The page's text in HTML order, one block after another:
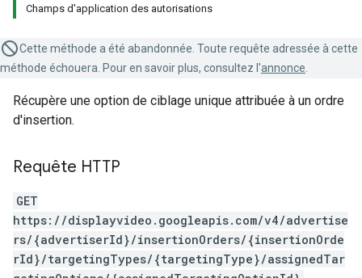
Champs d'application des autorisations
Cette méthode a été abandonnée. Toute requête adressée à cette
méthode échouera. Pour en savoir plus, consultez l'annonce
Récupère une option de ciblage unique attribuée à un ordre
d'insertion.
Requête HTTP
GET
https://displayvideo.googleapis.com/v4/advertise
rs/{advertiserId}/insertionOrders/{insertionOrde
rId}/targetingTypes/{targetingType}/assignedTar